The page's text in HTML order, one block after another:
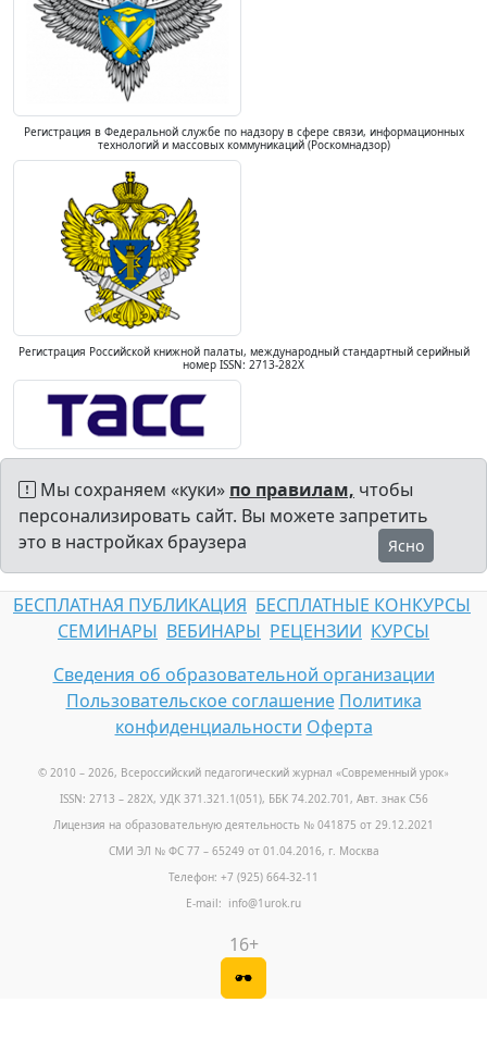
Регистрация в Федеральной службе по надзору в сфере связи, информационных
технологий и массовых коммуникаций (Роскомнадзор)
Регистрация Российской книжной палаты, международный стандартный серийный
номер ISSN: 2713-282X
Мы сохраняем «куки» по правилам, чтобы
персонализировать сайт. Вы можете запретить
это в настройках браузера
Ясно
БЕСПЛАТНАЯ ПУБЛИКАЦИЯ БЕСПЛАТНЫЕ КОНКУРСЫ
СЕМИНАРЫ ВЕБИНАРЫ РЕЦЕНЗИИ КУРСЫ
Сведения об образовательной организации
Пользовательское соглашение Политика
конфиденциальности Оферта
© 2010 – 2026, Всероссийский педагогический журнал «Современный урок»
ISSN: 2713 – 282X, УДК 371.321.1(051), ББК 74.202.701, Авт. знак С56
Лицензия на образовательную деятельность № 041875 от 29.12.2021
СМИ ЭЛ № ФС 77 – 65249 от 01.04.2016, г. Москва
Телефон: +7 (925) 664-32-11
E-mail: info@1urok.ru
16+